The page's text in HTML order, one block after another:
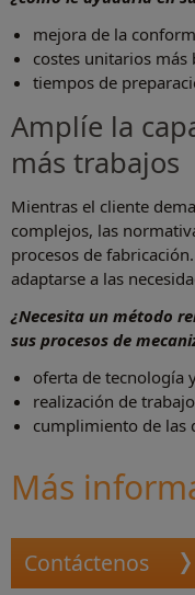
mejora de la
costes unitarios más
tiempos de
Amplíe la
más trabajos
Mientras el cliente
complejos, las
procesos de
adaptarse a las
¿Necesita un método
sus procesos de
oferta de tecnología
realización de
cumplimiento de las
Más
Contáctenos